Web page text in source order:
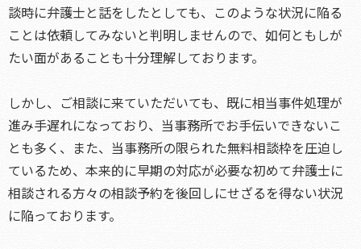
談時に弁護士と話をしたとしても、このような状況に陥る
ことは依頼してみないと判明しませんので、如何ともしが
たい面があることも十分理解しております。
しかし、ご相談に来ていただいても、既に相当事件処理が
進み手遅れになっており、当事務所でお手伝いできないこ
とも多く、また、当事務所の限られた無料相談枠を圧迫し
ているため、本来的に早期の対応が必要な初めて弁護士に
相談される方々の相談予約を後回しにせざるを得ない状況
に陥っております。